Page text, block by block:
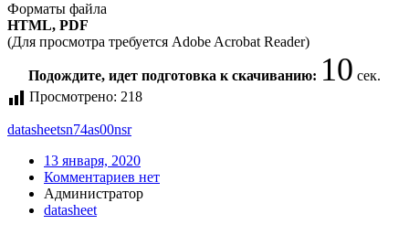
Форматы файла
HTML, PDF
(Для просмотра требуется Adobe Acrobat Reader)
Подождите, идет подготовка к скачиванию: 10 сек.
Просмотрено: 218
datasheetsn74as00nsr
13 января, 2020
Комментариев нет
Администратор
datasheet